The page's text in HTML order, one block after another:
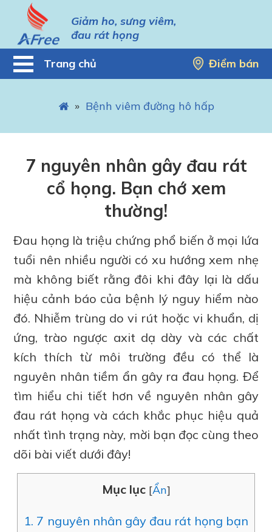
Giảm ho, sưng viêm,
đau rát họng
Trang chủ Điểm bán
» Bệnh viêm đường hô hấp
7 nguyên nhân gây đau rát
cổ họng. Bạn chớ xem
thường!
Đau họng là triệu chứng phổ biến ở mọi lứa
tuổi nên nhiều người có xu hướng xem nhẹ
mà không biết rằng đôi khi đây lại là dấu
hiệu cảnh báo của bệnh lý nguy hiểm nào
đó. Nhiễm trùng do vi rút hoặc vi khuẩn, dị
ứng, trào ngược axit dạ dày và các chất
kích thích từ môi trường đều có thể là
nguyên nhân tiềm ẩn gây ra đau họng. Để
tìm hiểu chi tiết hơn về nguyên nhân gây
đau rát họng và cách khắc phục hiệu quả
nhất tình trạng này, mời bạn đọc cùng theo
dõi bài viết dưới đây!
Mục lục [Ẩn]
1. 7 nguyên nhân gây đau rát họng bạn